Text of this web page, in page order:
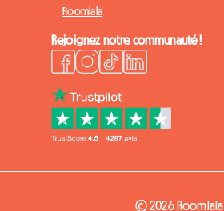
Roomlala
Rejoignez notre communauté !
© 2026 Roomlala